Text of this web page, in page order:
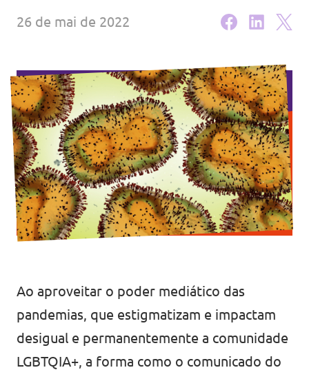
Depressão Kristin
Fazer donativo
Contactos
26 de mai de 2022
Ao aproveitar o poder mediático das
pandemias, que estigmatizam e impactam
desigual e permanentemente a comunidade
LGBTQIA+, a forma como o comunicado do